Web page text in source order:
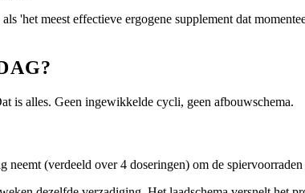
'het meest effectieve ergogene supplement dat
is alles. Geen ingewikkelde cycli, geen afbouwschema.
neemt (verdeeld over 4 doseringen) om de